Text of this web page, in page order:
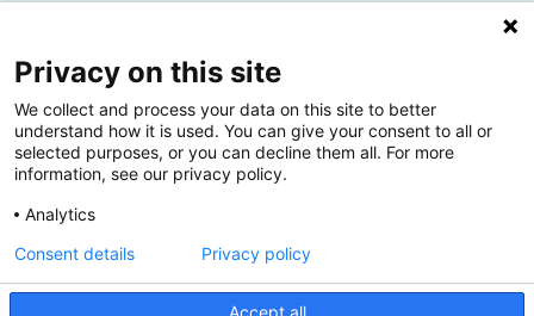
Lectoren en onderzoekers
Bedrijven
Hogescholen
De grootste kennisbank van het HBO
Privacy on this site
We collect and process your data on this site to better
understand how it is used. You can give your consent to all or
selected purposes, or you can decline them all. For more
information, see our privacy policy.
Analytics
Accept all
Consent details Privacy policy